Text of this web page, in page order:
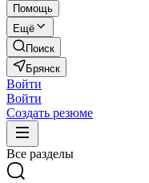
Помощь
Ещё
Поиск
Брянск
Войти
Войти
Создать резюме
Все разделы